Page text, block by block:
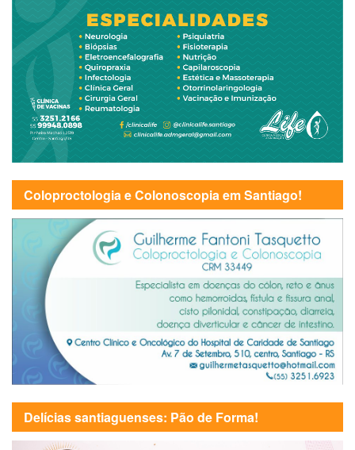
Coloproctologia e Colonoscopia em Santiago!
Delícias santiaguenses: Pão de Forma!